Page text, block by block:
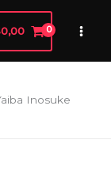
0,00
Inosuke